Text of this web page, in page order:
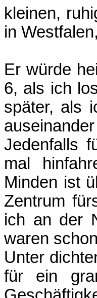
kleinen,
in
Er würde
6, als ich
später, als
Jedenfalls
mal
Minden ist
Zentrum
ich an der
waren
Unter
für ein